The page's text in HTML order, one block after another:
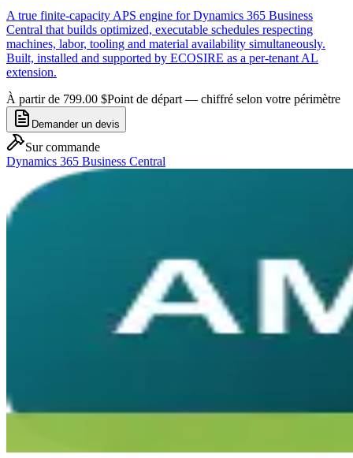
A true finite-capacity APS engine for Dynamics 365 Business
Central that builds optimized, executable schedules respecting
machines, labor, tooling and material availability simultaneously.
Built, installed and supported by ECOSIRE as a per-tenant AL
extension.
À partir de 799.00 $Point de départ — chiffré selon votre périmètre
Demander un devis
Sur commande
Dynamics 365 Business Central